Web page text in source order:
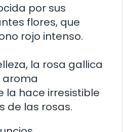
por sus
flores, que
rojo intenso.
la rosa gallica
aroma
la hace irresistible
de las rosas.